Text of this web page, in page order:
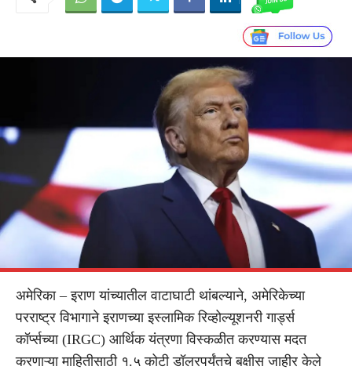
अमेरिका – इराण यांच्यातील वाटाघाटी थांबल्याने, अमेरिकेच्या
परराष्ट्र विभागाने इराणच्या इस्लामिक रिव्होल्यूशनरी गार्ड्स
कॉर्प्सच्या (IRGC) आर्थिक यंत्रणा विस्कळीत करण्यास मदत
करणाऱ्या माहितीसाठी १.५ कोटी डॉलरपर्यंतचे बक्षीस जाहीर केले